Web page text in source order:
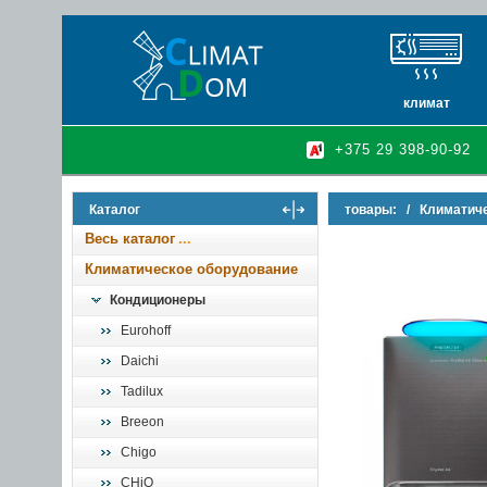
климат
кондиционеры
очистители и
осушители
+375 29 398-90-92
Каталог
Весь каталог
Климатическое оборудование
Кондиционеры
Eurohoff
Daichi
Tadilux
Breeon
Chigo
CHiQ
товары: /